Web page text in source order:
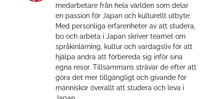
medarbetare från hela världen som delar
en passion för Japan och kulturellt utbyte.
Med personliga erfarenheter av att studera,
bo och arbeta i Japan skriver teamet om
språkinlärning, kultur och vardagsliv för att
hjälpa andra att förbereda sig inför sina
egna resor. Tillsammans strävar de efter att
göra det mer tillgängligt och givande för
människor överallt att studera och leva i